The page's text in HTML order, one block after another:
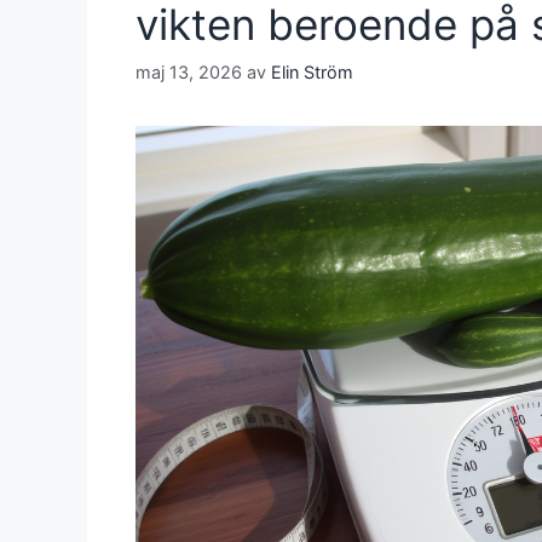
vikten beroende på
maj 13, 2026 av Elin Ström